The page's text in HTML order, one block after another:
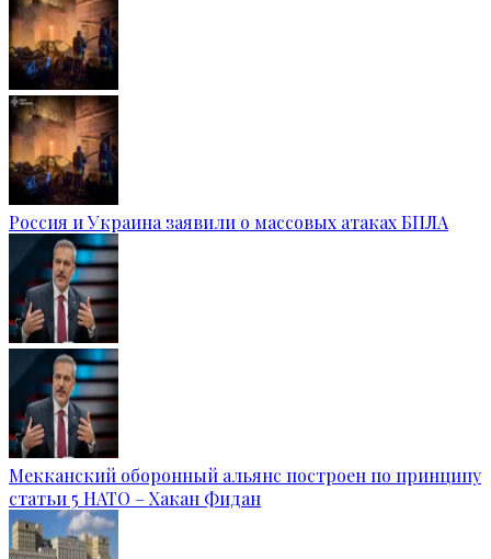
Россия и Украина заявили о массовых атаках БПЛА
Мекканский оборонный альянс построен по принципу
статьи 5 НАТО – Хакан Фидан